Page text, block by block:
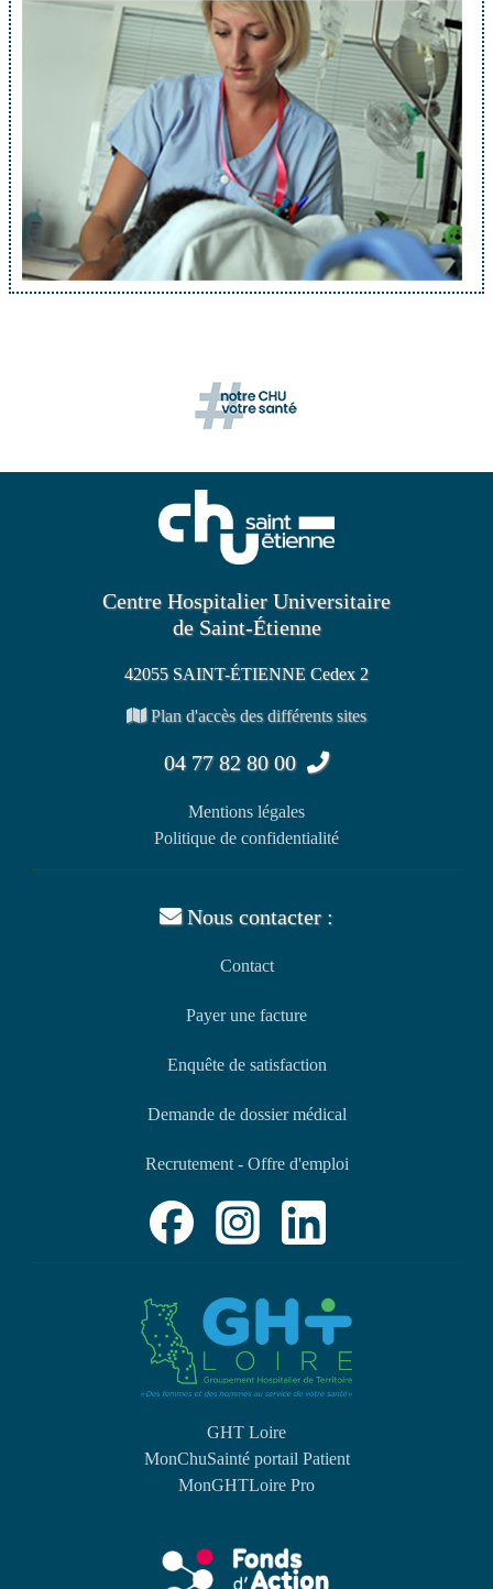
Centre Hospitalier Universitaire
de Saint-Étienne
42055 SAINT-ÉTIENNE Cedex 2
Plan d'accès des différents sites
04 77 82 80 00
Mentions légales
Politique de confidentialité
Nous contacter :
Contact
Payer une facture
Enquête de satisfaction
Demande de dossier médical
Recrutement - Offre d'emploi
GHT Loire
MonChuSainté portail Patient
MonGHTLoire Pro